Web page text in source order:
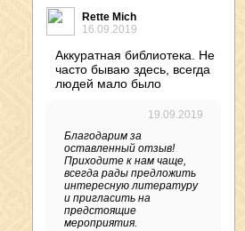
Rette Mich
16.09.2019
Аккуратная библиотека. Не
часто бываю здесь, всегда
людей мало было
19.09.2019
Благодарим за
оставленный отзыв!
Приходите к нам чаще,
всегда рады предложить
интересную литературу
и пригласить на
предстоящие
мероприятия.